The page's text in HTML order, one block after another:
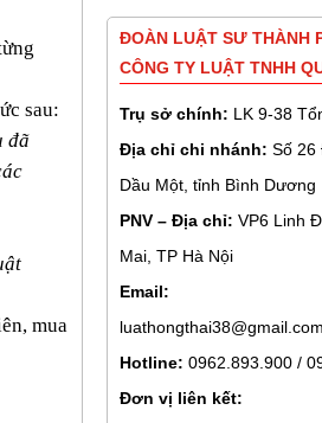
sau:
đã
mua
ĐOÀN LUẬT SƯ THÀNH
CÔNG TY LUẬT TNHH
Trụ sở chính: LK 9-38
Địa chỉ chi nhánh: Số 26
Dầu Một, tỉnh Bình Dương
PNV – Địa chỉ: VP6 Linh
Mai, TP Hà Nội
Email:
Hotline: 0962.893.900 /
Đơn vị liên kết: